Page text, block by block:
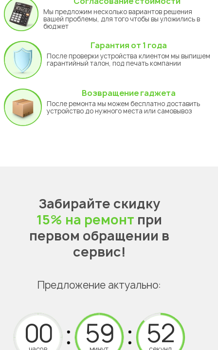
Мы предложим несколько вариантов решения
вашей проблемы, для того чтобы вы уложились в
бюджет
Гарантия от 1 года
После проверки устройства клиентом мы выпишем
гарантийный талон, под печать компании
Возвращение гаджета
После ремонта мы можем бесплатно доставить
устройство до нужного места или самовывоз
Забирайте скидку
15% на ремонт при
первом обращении в
сервис!
Предложение актуально:
города
Астана